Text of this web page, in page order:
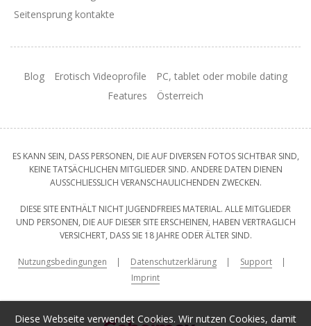
Diese Webseite verwendet Cookies. Wir nutzen Cookies, damit
Seitensprung kontakte
Blog Erotisch Videoprofile
PC, tablet oder mobile dating
Features
Österreich
ES KANN SEIN, DASS PERSONEN, DIE AUF DIVERSEN FOTOS SICHTBAR SIND,
KEINE TATSÄCHLICHEN MITGLIEDER SIND. ANDERE DATEN DIENEN
AUSSCHLIESSLICH VERANSCHAULICHENDEN ZWECKEN.
DIESE SITE ENTHÄLT NICHT JUGENDFREIES MATERIAL. ALLE MITGLIEDER
UND PERSONEN, DIE AUF DIESER SITE ERSCHEINEN, HABEN VERTRAGLICH
VERSICHERT, DASS SIE 18 JAHRE ODER ÄLTER SIND.
Nutzungsbedingungen Datenschutzerklärung
Support
Imprint